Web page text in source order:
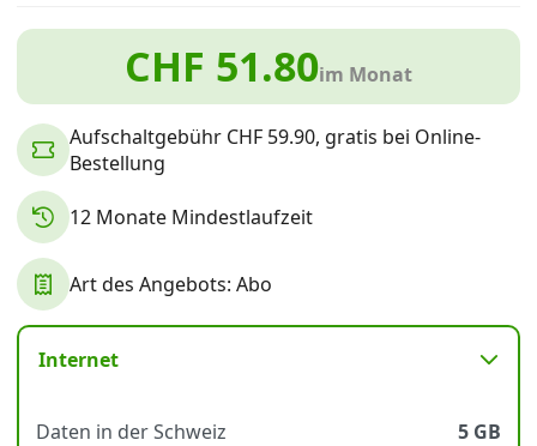
Forum
Über uns
Datenschutz·AGB·Impressum
CHF 51.80im Monat
Aufschaltgebühr CHF 59.90, gratis bei Online-
Bestellung
12 Monate Mindestlaufzeit
Art des Angebots: Abo
Internet
Daten in der Schweiz
5 GB